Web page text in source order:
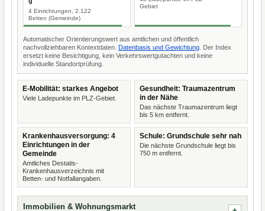
4 Einrichtungen, 2.122
Betten (Gemeinde)
Gebiet
Automatischer Orientierungswert aus amtlichen und öffentlich
nachvollziehbaren Kontextdaten. Datenbasis und Gewichtung . Der Index
ersetzt keine Besichtigung, kein Verkehrswertgutachten und keine
individuelle Standortprüfung.
E-Mobilität: starkes Angebot
Viele Ladepunkte im PLZ-Gebiet.
Gesundheit: Traumazentrum
in der Nähe
Das nächste Traumazentrum liegt
bis 5 km entfernt.
Krankenhausversorgung: 4
Einrichtungen in der
Gemeinde
Amtliches Destatis-
Krankenhausverzeichnis mit
Betten- und Notfallangaben.
Schule: Grundschule sehr nah
Die nächste Grundschule liegt bis
750 m entfernt.
Immobilien & Wohnungsmarkt